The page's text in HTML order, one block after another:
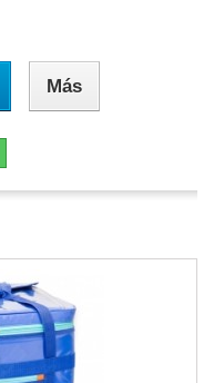
Más